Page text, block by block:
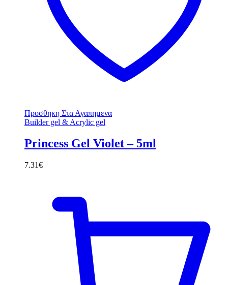
Προσθηκη Στα Αγαπημενα
Builder gel & Acrylic gel
Princess Gel Violet – 5ml
7.31€